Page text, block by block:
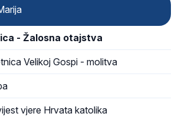
- Žalosna otajstva
Velikoj Gospi - molitva
vjere Hrvata katolika